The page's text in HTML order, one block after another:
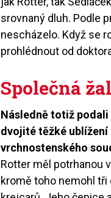
srovnaný dluh. Podle
nescházelo. Když se
prohlédnout od
Společná
Následně totiž
dvojité těžké ublížení
vrchnostenského
Rotter měl potrhanou
kromě toho nemohl tři